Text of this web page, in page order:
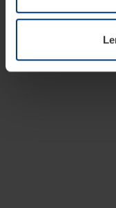
kedykoľvek zmeniť
našej webovej